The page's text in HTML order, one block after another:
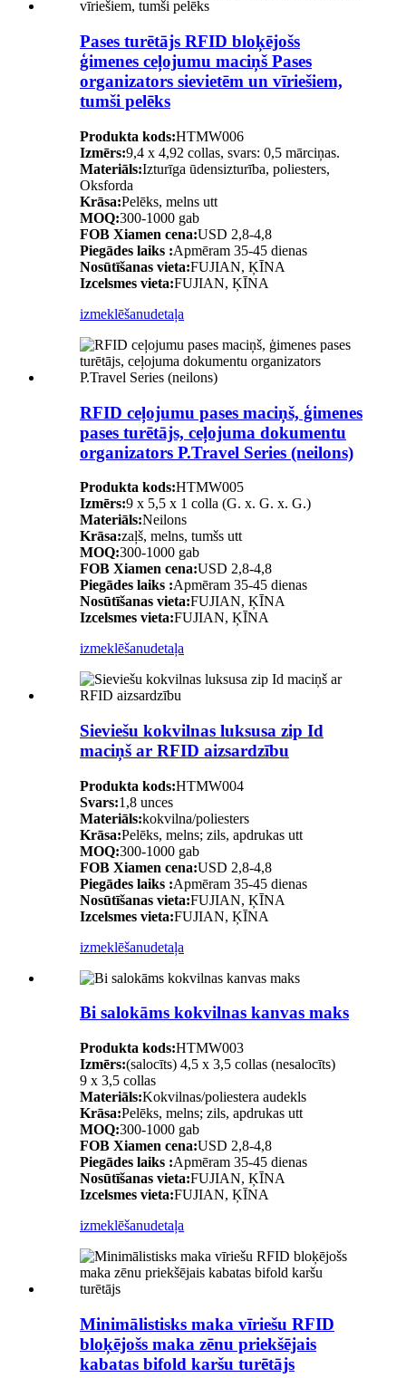
Pases turētājs RFID bloķējošs
ģimenes ceļojumu maciņš Pases
organizators sievietēm un vīriešiem,
tumši pelēks
Produkta kods:HTMW006
Izmērs:9,4 x 4,92 collas, svars: 0,5 mārciņas.
Materiāls:Izturīga ūdensizturība, poliesters,
Oksforda
Krāsa:Pelēks, melns utt
MOQ:300-1000 gab
FOB Xiamen cena:USD 2,8-4,8
Piegādes laiks :Apmēram 35-45 dienas
Nosūtīšanas vieta:FUJIAN, ĶĪNA
Izcelsmes vieta:FUJIAN, ĶĪNA
izmeklēšanudetaļa
RFID ceļojumu pases maciņš, ģimenes
pases turētājs, ceļojuma dokumentu
organizators P.Travel Series (neilons)
Produkta kods:HTMW005
Izmērs:9 x 5,5 x 1 colla (G. x. G. x. G.)
Materiāls:Neilons
Krāsa:zaļš, melns, tumšs utt
MOQ:300-1000 gab
FOB Xiamen cena:USD 2,8-4,8
Piegādes laiks :Apmēram 35-45 dienas
Nosūtīšanas vieta:FUJIAN, ĶĪNA
Izcelsmes vieta:FUJIAN, ĶĪNA
izmeklēšanudetaļa
Sieviešu kokvilnas luksusa zip Id
maciņš ar RFID aizsardzību
Produkta kods:HTMW004
Svars:1,8 unces
Materiāls:kokvilna/poliesters
Krāsa:Pelēks, melns; zils, apdrukas utt
MOQ:300-1000 gab
FOB Xiamen cena:USD 2,8-4,8
Piegādes laiks :Apmēram 35-45 dienas
Nosūtīšanas vieta:FUJIAN, ĶĪNA
Izcelsmes vieta:FUJIAN, ĶĪNA
izmeklēšanudetaļa
Bi salokāms kokvilnas kanvas maks
Produkta kods:HTMW003
Izmērs:(salocīts) 4,5 x 3,5 collas (nesalocīts)
9 x 3,5 collas
Materiāls:Kokvilnas/poliestera audekls
Krāsa:Pelēks, melns; zils, apdrukas utt
MOQ:300-1000 gab
FOB Xiamen cena:USD 2,8-4,8
Piegādes laiks :Apmēram 35-45 dienas
Nosūtīšanas vieta:FUJIAN, ĶĪNA
Izcelsmes vieta:FUJIAN, ĶĪNA
izmeklēšanudetaļa
Minimālistisks maka vīriešu RFID
bloķējošs maka zēnu priekšējais
kabatas bifold karšu turētājs